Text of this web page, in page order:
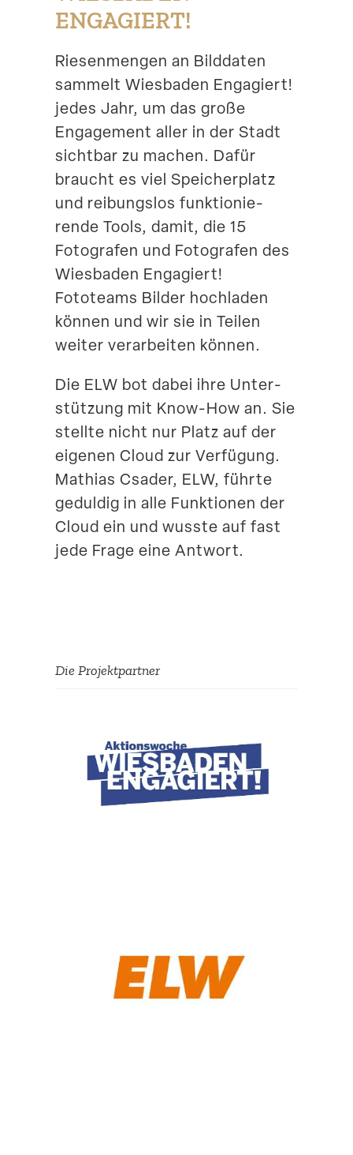
Suche
ENGAGIERT!
Riesen­mengen an Bilddaten
sammelt Wiesbaden Engagiert!
jedes Jahr, um das große
Engagement aller in der Stadt
sichtbar zu machen. Dafür
braucht es viel Speicher­platz
und reibungslos funktio­nie­
rende Tools, damit, die 15
Fotografen und Fotografen des
Wiesbaden Engagiert!
Fototeams Bilder hochladen
können und wir sie in Teilen
weiter verar­beiten können.
Die ELW bot dabei ihre Unter­
stützung mit Know-How an. Sie
stellte nicht nur Platz auf der
eigenen Cloud zur Verfügung.
Mathias Csader, ELW, führte
geduldig in alle Funktionen der
Cloud ein und wusste auf fast
jede Frage eine Antwort.
Die Projekt­partner